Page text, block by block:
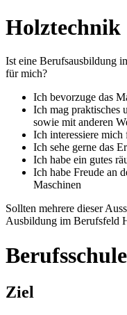
Holztechnik
Ist eine Berufsausbildung
für mich?
Ich bevorzuge das
Ich mag praktisches
sowie mit anderen
Ich interessiere mich
Ich sehe gerne das
Ich habe ein gutes
Ich habe Freude an
Maschinen
Sollten mehrere dieser
Ausbildung im Berufsfeld
Ziel